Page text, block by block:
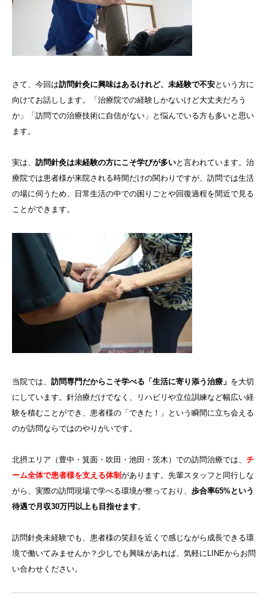
さて、今回は訪問針灸に興味はあるけれど、未経験で不安という方に
向けてお話しします。「治療院での経験しかないけど大丈夫だろう
か」「訪問での治療技術に自信がない」と悩んでいる方も多いと思い
ます。
実は、 訪問針灸は未経験の方にこそ学びが多いと言われています。治
療院では患者様が来院される時間だけの関わりですが、訪問では生活
の場に伺うため、日常生活の中での困りごとや回復過程を間近で見る
ことができます。
当院では、 訪問専門だからこそ学べる「生活に寄り添う治療」 を大切
にしています。針治療だけでなく、リハビリや立位訓練など幅広い経
験を積むことができ、患者様の「できた！」という瞬間に立ち会える
のが訪問ならではのやりがいです。
北摂エリア（豊中・箕面・吹田・池田・茨木）での訪問治療では、 チ
ーム全体で患者様を支える体制 があります。先輩スタッフと同行しな
がら、実際の訪問現場で学べる環境が整っており、 歩合率65%という
待遇で月収30万円以上も目指せます。
訪問針灸未経験でも、患者様の笑顔を近くで感じながら成長できる環
境で働いてみませんか？少しでも興味があれば、気軽にLINEからお問
い合わせください。